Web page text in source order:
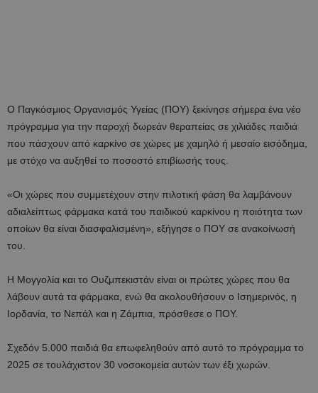
Ο Παγκόσμιος Οργανισμός Υγείας (ΠΟΥ) ξεκίνησε σήμερα ένα νέο
πρόγραμμα για την παροχή δωρεάν θεραπείας σε χιλιάδες παιδιά
που πάσχουν από καρκίνο σε χώρες με χαμηλό ή μεσαίο εισόδημα,
με στόχο να αυξηθεί το ποσοστό επιβίωσής τους.
«Οι χώρες που συμμετέχουν στην πιλοτική φάση θα λαμβάνουν
αδιαλείπτως φάρμακα κατά του παιδικού καρκίνου η ποιότητα των
οποίων θα είναι διασφαλισμένη», εξήγησε ο ΠΟΥ σε ανακοίνωσή
του.
Η Μογγολία και το Ουζμπεκιστάν είναι οι πρώτες χώρες που θα
λάβουν αυτά τα φάρμακα, ενώ θα ακολουθήσουν ο Ισημερινός, η
Ιορδανία, το Νεπάλ και η Ζάμπια, πρόσθεσε ο ΠΟΥ.
Σχεδόν 5.000 παιδιά θα επωφεληθούν από αυτό το πρόγραμμα το
2025 σε τουλάχιστον 30 νοσοκομεία αυτών των έξι χωρών.